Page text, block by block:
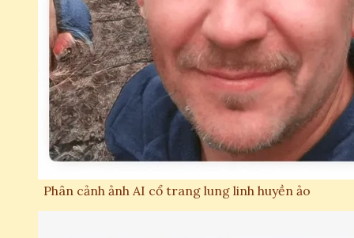
Phân cảnh ảnh AI cổ trang lung linh huyền ảo